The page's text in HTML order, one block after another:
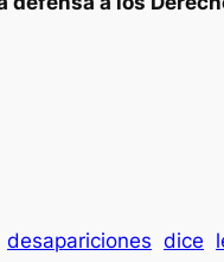
desapariciones dice